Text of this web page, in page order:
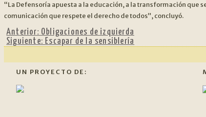
“La Defensoría apuesta a la educación, a la transformación que
comunicación que respete el derecho de todos”, concluyó.
Anterior: Obligaciones de izquierda
Siguiente: Escapar de la sensiblería
UN PROYECTO DE: